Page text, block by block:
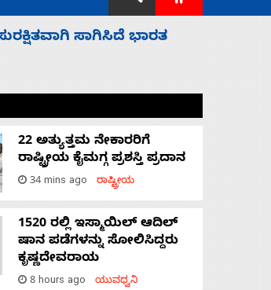
ನಾರಾಯಣಸ್ವಾಮಿ
22 ಅತ್ಯುತ್ತಮ ನೇಕಾರರಿಗೆ
ರಾಷ್ಟ್ರೀಯ ಕೈಮಗ್ಗ ಪ್ರಶಸ್ತಿ ಪ್ರದಾನ
34 mins ago ರಾಷ್ಟ್ರೀಯ
1520 ರಲ್ಲಿ ಇಸ್ಮಾಯಿಲ್ ಆದಿಲ್
ಷಾನ ಪಡೆಗಳನ್ನು ಸೋಲಿಸಿದ್ದರು
ಕೃಷ್ಣದೇವರಾಯ
8 hours ago ಯುವಧ್ವನಿ